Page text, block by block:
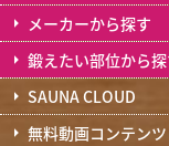
メーカーから探す
鍛えたい部位から
SAUNA CLOUD
無料動画コンテンツ